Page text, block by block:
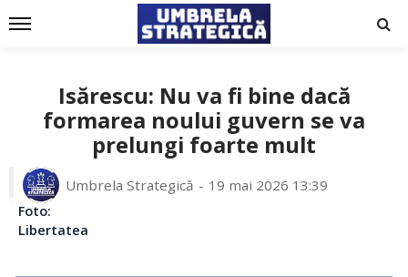
Isărescu: Nu va fi bine dacă
formarea noului guvern se va
prelungi foarte mult
Umbrela Strategică 19 mai 2026 13:39
Foto:
Libertatea